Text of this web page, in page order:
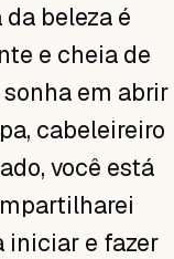
beleza é
e cheia de
em abrir
cabeleireiro
você está
iniciar e fazer